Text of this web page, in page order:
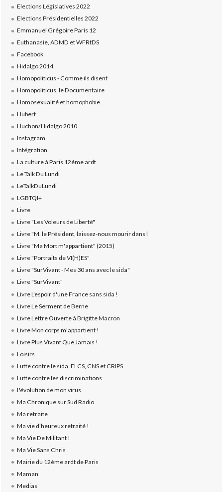
Elections Législatives 2022
Elections Présidentielles 2022
Emmanuel Grégoire Paris 12
Euthanasie, ADMD et WFRtDS
Facebook
Hidalgo 2014
Homopoliticus - Comme ils disent
Homopoliticus, le Documentaire
Homosexualité et homophobie
Hubert
Huchon/Hidalgo 2010
Instagram
Intégration
La culture à Paris 12éme ardt
Le Talk Du Lundi
LeTalkDuLundi
LGBTQI+
Livre
Livre "Les Voleurs de Liberté"
Livre "M. le Président, laissez-nous mourir dans l
Livre "Ma Mort m'appartient" (2015)
Livre "Portraits de VI(H)ES"
Livre "SurVivant - Mes 30 ans avec le sida"
Livre "SurVivant"
Livre L'espoir d'une France sans sida !
Livre Le Serment de Berne
Livre Lettre Ouverte à Brigitte Macron
Livre Mon corps m'appartient !
Livre Plus Vivant Que Jamais !
Loisirs
Lutte contre le sida, ELCS, CNS et CRIPS
Lutte contre les discriminations
L'évolution de mon virus
Ma Chronique sur Sud Radio
Ma retraite
Ma vie d'heureux retraité !
Ma Vie De Militant !
Ma Vie Sans Chris
Mairie du 12ème ardt de Paris
Maman
Medias